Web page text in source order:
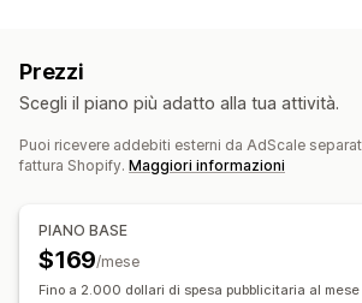
Pubblico personalizzato
Ottimizzazione tramite IA
Campagne
Analisi delle performance
Monitoraggio delle performance Spesa
Prezzi
Scegli il piano più adatto alla tua attività.
Puoi ricevere addebiti esterni da AdScale
fattura Shopify. Maggiori informazioni
PIANO BASE
$169/mese
Fino a 2.000 dollari di spesa pubblicitaria al mese